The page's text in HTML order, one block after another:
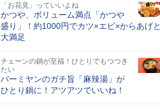
「お花見」っていいよね
かつや、ボリューム満点「かつや
盛り」！約1000円でカツ×エビ×からあげと
大満足
チェーンの鍋が至福！ひとりでもつつき
たい
バーミヤンのガチ旨「麻辣湯」が
ひとり鍋に！アツアツでいいね！